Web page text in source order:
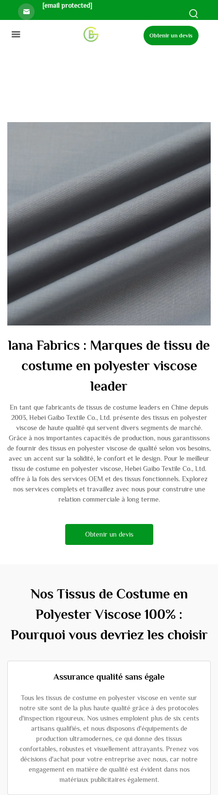
[email protected]
Obtenir un devis
lana Fabrics : Marques de tissu de
costume en polyester viscose
leader
En tant que fabricants de tissus de costume leaders en Chine depuis
2003, Hebei Gaibo Textile Co., Ltd. présente des tissus en polyester
viscose de haute qualité qui servent divers segments de marché.
Grâce à nos importantes capacités de production, nous garantissons
de fournir des tissus en polyester viscose de qualité selon vos besoins,
avec un accent sur la solidité, le confort et le design. Pour le meilleur
tissu de costume en polyester viscose, Hebei Gaibo Textile Co., Ltd.
offre à la fois des services OEM et des tissus fonctionnels. Explorez
nos services complets et travaillez avec nous pour construire une
relation commerciale à long terme.
Obtenir un devis
Nos Tissus de Costume en
Polyester Viscose 100% :
Pourquoi vous devriez les choisir
Assurance qualité sans égale
Tous les tissus de costume en polyester viscose en vente sur
notre site sont de la plus haute qualité grâce à des protocoles
d'inspection rigoureux. Nos usines emploient plus de six cents
artisans qualifiés, et nous disposons d'équipements de
production ultramodernes, ce qui donne des tissus
confortables, robustes et visuellement attrayants. Prenez vos
décisions d'achat pour votre entreprise avec nous, car notre
engagement en matière de qualité est évident dans nos
matériaux publicitaires également.